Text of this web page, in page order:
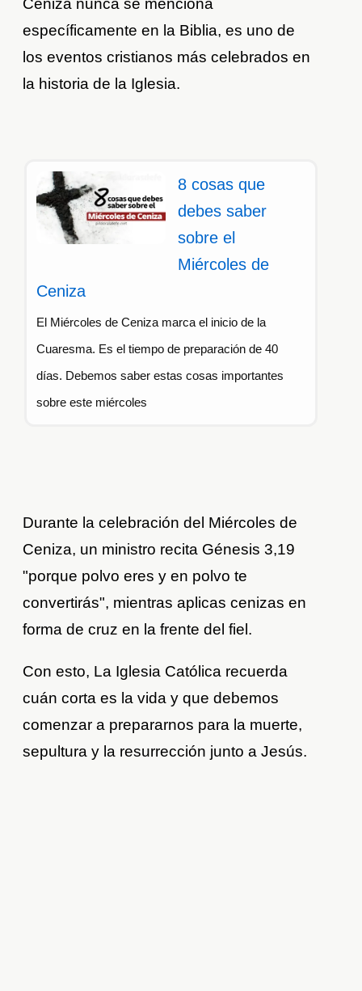
Ceniza nunca se menciona
específicamente en la Biblia, es uno de
los eventos cristianos más celebrados en
la historia de la Iglesia.
8 cosas que
debes saber
sobre el
Miércoles de
Ceniza
El Miércoles de Ceniza marca el inicio de la
Cuaresma. Es el tiempo de preparación de 40
días. Debemos saber estas cosas importantes
sobre este miércoles
Durante la celebración del Miércoles de
Ceniza, un ministro recita Génesis 3,19
"porque polvo eres y en polvo te
convertirás", mientras aplicas cenizas en
forma de cruz en la frente del fiel.
Con esto, La Iglesia Católica recuerda
cuán corta es la vida y que debemos
comenzar a prepararnos para la muerte,
sepultura y la resurrección junto a Jesús.